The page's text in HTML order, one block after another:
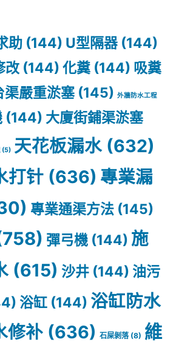
助 (144) U型隔器 (144)
改 (144) 化糞 (144) 吸糞
渠嚴重淤塞(145) 外牆防水工程
(144) 大廈街鋪渠淤塞
(5) 天花板漏水(632)
打针 (636) 專業漏
專業通渠方法 (145)
彈弓機 (144) 施
(615) 沙井 (144) 油污
浴缸 (144) 浴缸防水
修补 (636) 石屎剝落(8) 維